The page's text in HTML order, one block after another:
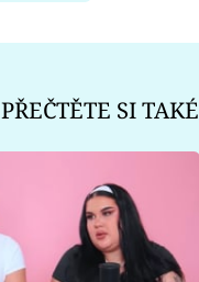
PŘEČTĚTE SI TAKÉ